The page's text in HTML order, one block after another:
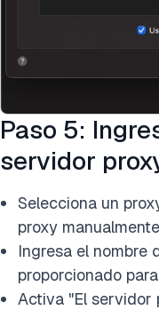
Paso 5:
servidor
Selecciona un
proxy
Ingresa el nombre
proporcionado
Activa "El servidor